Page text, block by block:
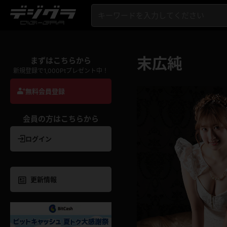
まずはこちらから
新規登録で1,000Ptプレゼント中！
無料会員登録
会員の方はこちらから
ログイン
更新情報
末広純